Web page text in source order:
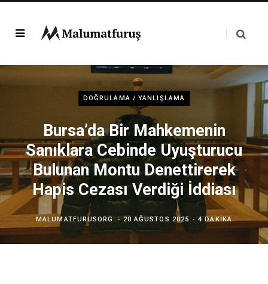
DOĞRULAMA / YANLIŞLAMA
Bursa’da Bir Mahkemenin
Sanıklara Cebinde Uyuşturucu
Bulunan Montu Denettirerek
Hapis Cezası Verdiği İddiası
MALUMATFURUSORG 20 AĞUSTOS 2025 4 DAKIKA